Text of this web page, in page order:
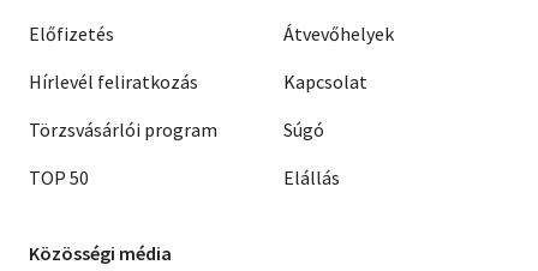
Előfizetés
Hírlevél feliratkozás
Törzsvásárlói program
TOP 50
Átvevőhelyek
Kapcsolat
Súgó
Elállás
Közösségi média